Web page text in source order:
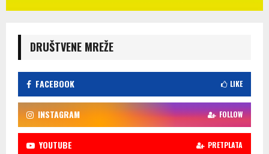
DRUŠTVENE MREŽE
FACEBOOK LIKE
INSTAGRAM FOLLOW
YOUTUBE PRETPLATA